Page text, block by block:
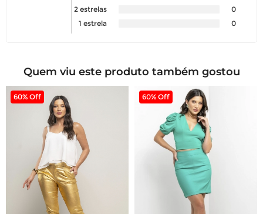
2 estrelas
0
1 estrela
0
Quem viu este produto também gostou
60% Off 60% Off